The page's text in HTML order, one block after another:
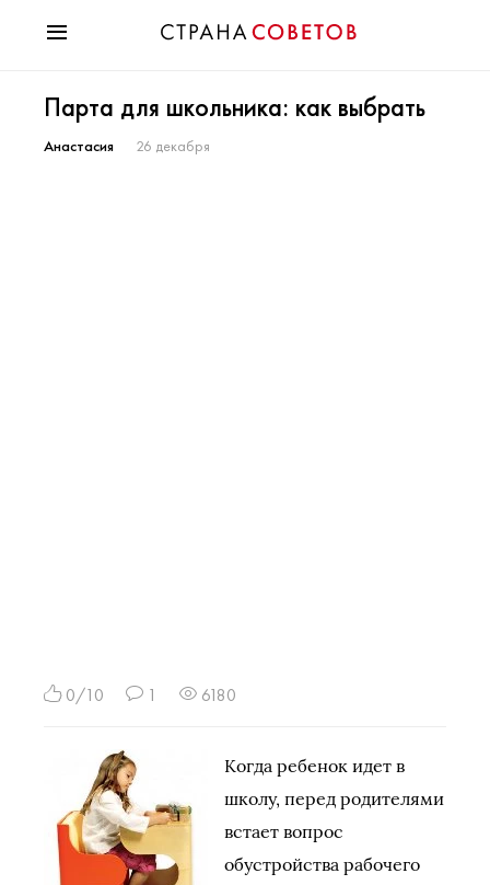
Мода
Звезды
Парта для школьника: как выбрать
Анастасия 26 декабря
0/10 1 6180
Когда ребенок идет в
школу, перед родителями
встает вопрос
обустройства рабочего